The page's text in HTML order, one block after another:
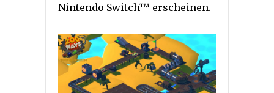
Nintendo Switch™ erscheinen.